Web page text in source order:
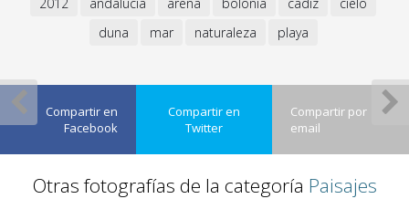
duna
mar naturaleza playa
Compartir en
Facebook
Compartir en
Twitter
Compartir por
email
Otras fotografías de la categoría Paisajes